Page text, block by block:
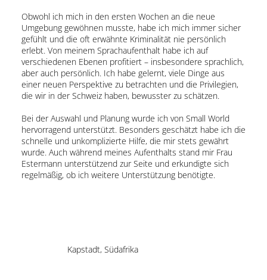
Obwohl ich mich in den ersten Wochen an die neue
Umgebung gewöhnen musste, habe ich mich immer sicher
gefühlt und die oft erwähnte Kriminalität nie persönlich
erlebt. Von meinem Sprachaufenthalt habe ich auf
verschiedenen Ebenen profitiert – insbesondere sprachlich,
aber auch persönlich. Ich habe gelernt, viele Dinge aus
einer neuen Perspektive zu betrachten und die Privilegien,
die wir in der Schweiz haben, bewusster zu schätzen.
Bei der Auswahl und Planung wurde ich von Small World
hervorragend unterstützt. Besonders geschätzt habe ich die
schnelle und unkomplizierte Hilfe, die mir stets gewährt
wurde. Auch während meines Aufenthalts stand mir Frau
Estermann unterstützend zur Seite und erkundigte sich
regelmäßig, ob ich weitere Unterstützung benötigte.
Kapstadt, Südafrika